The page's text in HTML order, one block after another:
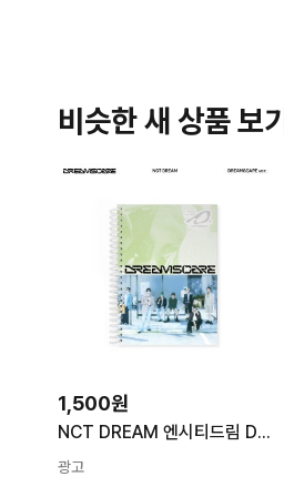
비슷한 새 상품 보기
1,500원
NCT DREAM 엔시티드림 DREAMSCAPE DREAMSCAPE Ver
광고